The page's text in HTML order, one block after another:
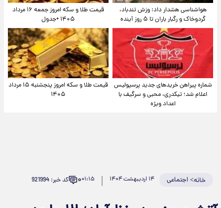
هواشناسی هشدار داد: وزش تندباد،
گردوخاک و رگبار باران تا ۵ روز آینده
قیمت طلا و سکه امروز جمعه ۱۶ مرداد
۱۴۰۵ +جدول
شماره پیراهن خریدهای جدید پرسپولیس
اعلام شد؛ تیکدری، محبی و سرگیف با
اعداد ویژه
قیمت طلا و سکه امروز پنجشنبه ۱۵ مرداد
۱۴۰۵
خانه>اجتماعی ۱۴ اردیبهشت ۱۴۰۴ ۰۱:۱۵۰ کد خبر: 921994